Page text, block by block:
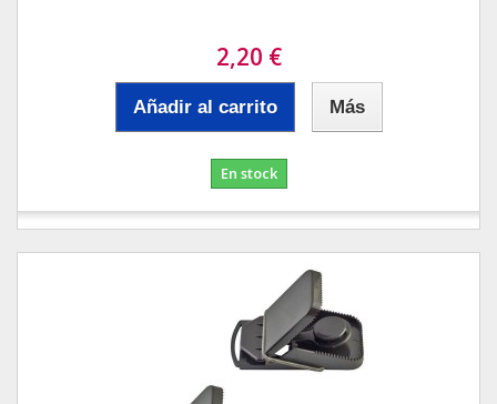
2,20 €
Añadir al carrito Más
En stock